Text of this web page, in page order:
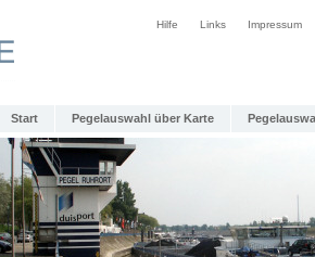
Hilfe Links Impressum
Start Pegelauswahl über Karte